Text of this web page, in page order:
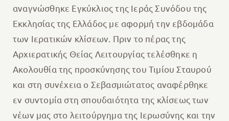
αναγνώσθηκε Εγκύκλιος της Ιεράς Συνόδου της
Εκκλησίας της Ελλάδος με αφορμή την εβδομάδα
των Ιερατικών κλίσεων. Πριν το πέρας της
Αρχιερατικής Θείας Λειτουργίας τελέσθηκε η
Ακολουθία της προσκύνησης του Τιμίου Σταυρού
και στη συνέχεια ο Σεβασμιώτατος αναφέρθηκε
εν συντομία στη σπουδαιότητα της κλίσεως των
νέων μας στο λειτούργημα της Ιερωσύνης και την